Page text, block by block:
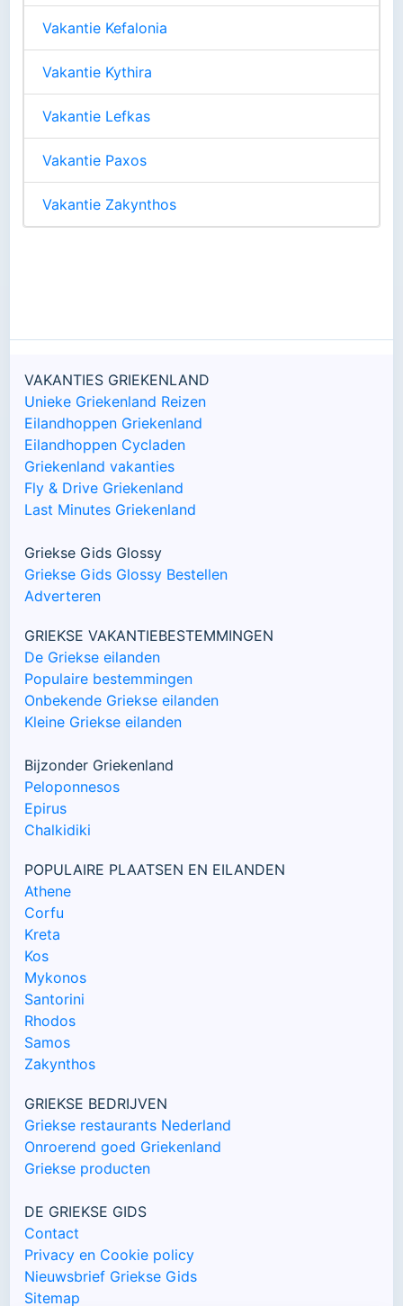
Vakantie Kefalonia
Vakantie Kythira
Vakantie Lefkas
Vakantie Paxos
Vakantie Zakynthos
VAKANTIES GRIEKENLAND
Unieke Griekenland Reizen
Eilandhoppen Griekenland
Eilandhoppen Cycladen
Griekenland vakanties
Fly & Drive Griekenland
Last Minutes Griekenland
Griekse Gids Glossy
Griekse Gids Glossy Bestellen
Adverteren
GRIEKSE VAKANTIEBESTEMMINGEN
De Griekse eilanden
Populaire bestemmingen
Onbekende Griekse eilanden
Kleine Griekse eilanden
Bijzonder Griekenland
Peloponnesos
Epirus
Chalkidiki
POPULAIRE PLAATSEN EN EILANDEN
Athene
Corfu
Kreta
Kos
Mykonos
Santorini
Rhodos
Samos
Zakynthos
GRIEKSE BEDRIJVEN
Griekse restaurants Nederland
Onroerend goed Griekenland
Griekse producten
DE GRIEKSE GIDS
Contact
Privacy en Cookie policy
Nieuwsbrief Griekse Gids
Sitemap